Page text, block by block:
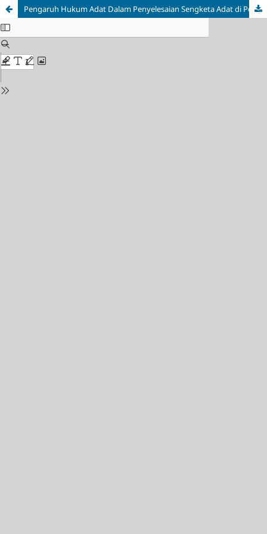
Pengaruh Hukum Adat Dalam Penyelesaian Sengketa Adat di Pengadilan Hukum Adat